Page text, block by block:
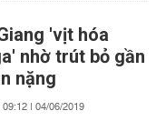
'vịt hóa
nhờ trút bỏ gần
nặng
09:12 | 04/06/2019